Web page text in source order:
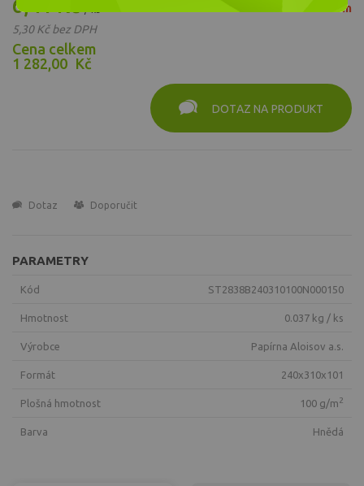
Není skladem
6,41 Kč
5,30 Kč bez DPH
Cena celkem
1 282,00 Kč
DOTAZ NA PRODUKT
Dotaz Doporučit
PARAMETRY
Kód ST2838B240310100N000150
Hmotnost 0.037 kg / ks
Výrobce Papírna Aloisov a.s.
Formát 240x310x101
Plošná hmotnost 100 g/m2
Barva hnědá